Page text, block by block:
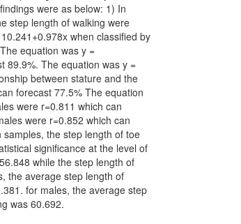
were as below: 1) In
step length of walking were
when classified by
equation was y =
89.9%. The equation was y =
between stature and the
forecast 77.5% The equation
were r=0.811 which can
were r=0.852 which can
the step length of toe
significance at the level of
while the step length of
the average step length of
for males, the average step
was 60.692.